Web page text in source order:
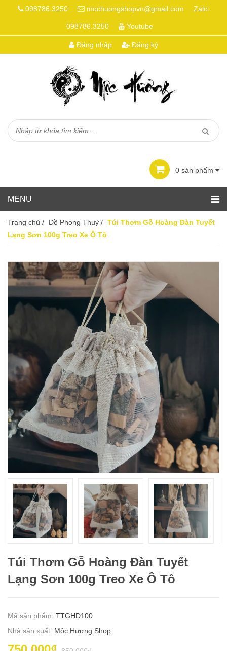
098786.3250 mochuongshopvn@gmail.com Zalo:
098786.3250 Youtube
Đăng nhập Đăng ký
0 sản phẩm
Trang chủ / Đồ Phong Thuỷ / Túi Thơm Gỗ Hoàng Đàn Tuyết
Lạng Sơn 100g Treo Xe Ô Tô
Túi Thơm Gỗ Hoàng Đàn Tuyết
Lạng Sơn 100g Treo Xe Ô Tô
Mã sản phẩm: TTGHD100
Nhà sản xuất: Mộc Hương Shop